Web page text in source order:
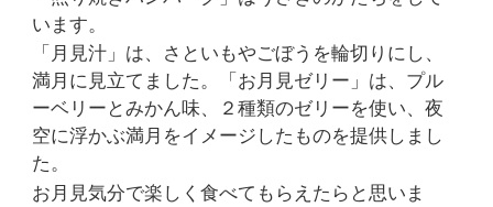
います。
「月見汁」は、さといもやごぼうを輪切りにし、
満月に見立てました。「お月見ゼリー」は、プル
ーベリーとみかん味、２種類のゼリーを使い、夜
空に浮かぶ満月をイメージしたものを提供しまし
た。
お月見気分で楽しく食べてもらえたらと思いま